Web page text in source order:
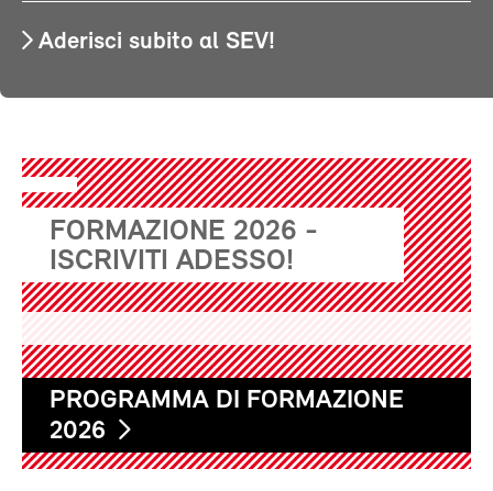
Aderisci subito al SEV!
FORMAZIONE 2026 -
ISCRIVITI ADESSO!
PROGRAMMA DI FORMAZIONE
2026